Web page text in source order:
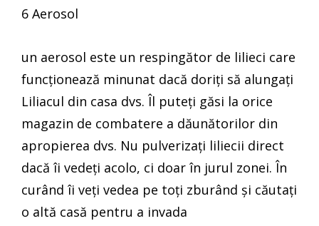
6 Aerosol
un aerosol este un respingător de lilieci care
funcționează minunat dacă doriți să alungați
Liliacul din casa dvs. Îl puteți găsi la orice
magazin de combatere a dăunătorilor din
apropierea dvs. Nu pulverizați liliecii direct
dacă îi vedeți acolo, ci doar în jurul zonei. În
curând îi veți vedea pe toți zburând și căutați
o altă casă pentru a invada